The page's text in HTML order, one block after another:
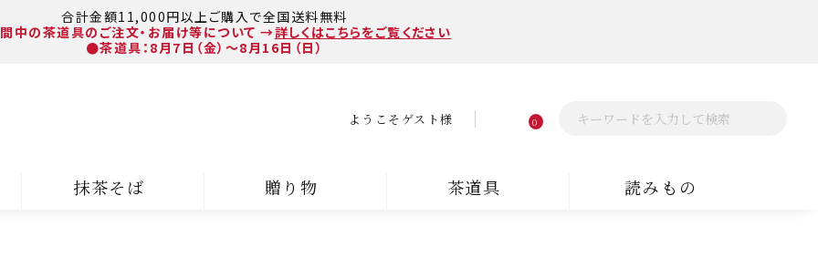
合計金額11,000円以上ご購入で全国送料無料
中の茶道具のご注文・お届け等について →詳しくはこちらをご覧ください
●茶道具：8月7日（金）～8月16日（日）
ようこそゲスト様 0
抹茶そば 贈り物 茶道具 読みもの